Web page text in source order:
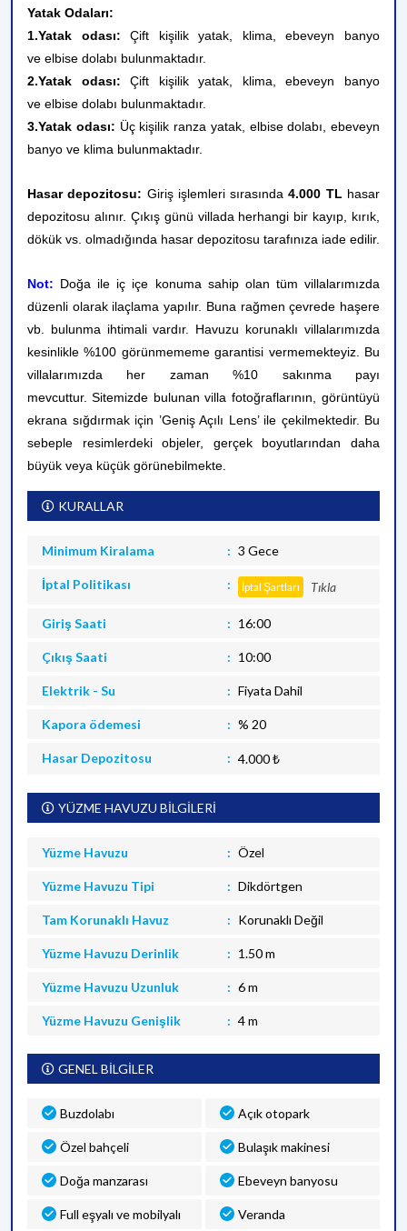
Yatak Odaları:
1.Yatak odası:Çift kişilik yatak, klima, ebeveyn banyo
ve elbise dolabı bulunmaktadır.
2.Yatak odası:Çift kişilik yatak, klima,
ebeveyn banyo
ve elbise dolabı bulunmaktadır.
3.Yatak odası: Üç kişilik ranza yatak, elbise dolabı, ebeveyn
banyo ve klima bulunmaktadır.
Hasar depozitosu: Giriş işlemleri sırasında 4.000 TL hasar
depozitosu alınır. Çıkış günü villada herhangi bir kayıp, kırık,
dökük vs. olmadığında hasar depozitosu tarafınıza iade edilir.
Not: Doğa ile iç içe konuma sahip olan tüm villalarımızda
düzenli olarak ilaçlama yapılır. Buna rağmen çevrede haşere
vb. bulunma ihtimali vardır. Havuzu korunaklı villalarımızda
kesinlikle %100 görünmememe garantisi vermemekteyiz. Bu
villalarımızda her zaman %10 sakınma payı
mevcuttur. Sitemizde bulunan villa fotoğraflarının, görüntüyü
ekrana sığdırmak için ’Geniş Açılı Lens’ ile çekilmektedir. Bu
sebeple resimlerdeki objeler, gerçek boyutlarından daha
büyük veya küçük görünebilmekte.
KURALLAR
Minimum Kiralama 3 Gece
İptal Politikası İptal Şartları Tıkla
Giriş Saati 16:00
Çıkış Saati 10:00
Elektrik - Su Fiyata Dahil
Kapora ödemesi % 20
Hasar Depozitosu 4.000 ₺
YÜZME HAVUZU BİLGİLERİ
Yüzme Havuzu Özel
Yüzme Havuzu Tipi Dikdörtgen
Tam Korunaklı Havuz Korunaklı Değil
Yüzme Havuzu Derinlik 1.50 m
Yüzme Havuzu Uzunluk 6 m
Yüzme Havuzu Genişlik 4 m
GENEL BİLGİLER
Buzdolabı Açık otopark
Özel bahçeli Bulaşık makinesi
Doğa manzarası Ebeveyn banyosu
Full eşyalı ve mobilyalı Veranda